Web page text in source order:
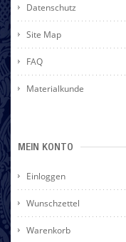
Datenschutz
Site Map
FAQ
Materialkunde
MEIN KONTO
Einloggen
Wunschzettel
Warenkorb